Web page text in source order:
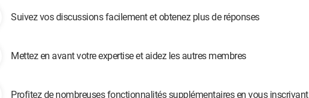
Suivez vos discussions facilement et obtenez plus de réponses
Mettez en avant votre expertise et aidez les autres membres
Profitez de nombreuses fonctionnalités supplémentaires en vous inscrivant